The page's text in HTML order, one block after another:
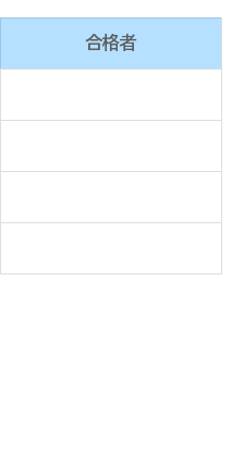
合格者